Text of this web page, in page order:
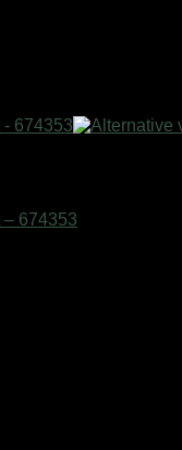
– 674353